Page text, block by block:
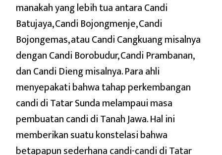
manakah yang lebih tua antara Candi
Batujaya, Candi Bojongmenje, Candi
Bojongemas, atau Candi Cangkuang misalnya
dengan Candi Borobudur, Candi Prambanan,
dan Candi Dieng misalnya. Para ahli
menyepakati bahwa tahap perkembangan
candi di Tatar Sunda melampaui masa
pembuatan candi di Tanah Jawa. Hal ini
memberikan suatu konstelasi bahwa
betapapun sederhana candi-candi di Tatar